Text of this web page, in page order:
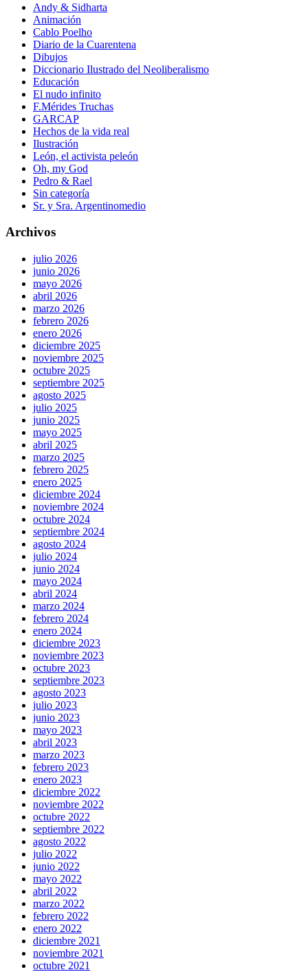
Andy & Sidharta
Animación
Cablo Poelho
Diario de la Cuarentena
Dibujos
Diccionario Ilustrado del Neoliberalismo
Educación
El nudo infinito
F.Mérides Truchas
GARCAP
Hechos de la vida real
Ilustración
León, el activista peleón
Oh, my God
Pedro & Rael
Sin categoría
Sr. y Sra. Argentinomedio
Archivos
julio 2026
junio 2026
mayo 2026
abril 2026
marzo 2026
febrero 2026
enero 2026
diciembre 2025
noviembre 2025
octubre 2025
septiembre 2025
agosto 2025
julio 2025
junio 2025
mayo 2025
abril 2025
marzo 2025
febrero 2025
enero 2025
diciembre 2024
noviembre 2024
octubre 2024
septiembre 2024
agosto 2024
julio 2024
junio 2024
mayo 2024
abril 2024
marzo 2024
febrero 2024
enero 2024
diciembre 2023
noviembre 2023
octubre 2023
septiembre 2023
agosto 2023
julio 2023
junio 2023
mayo 2023
abril 2023
marzo 2023
febrero 2023
enero 2023
diciembre 2022
noviembre 2022
octubre 2022
septiembre 2022
agosto 2022
julio 2022
junio 2022
mayo 2022
abril 2022
marzo 2022
febrero 2022
enero 2022
diciembre 2021
noviembre 2021
octubre 2021